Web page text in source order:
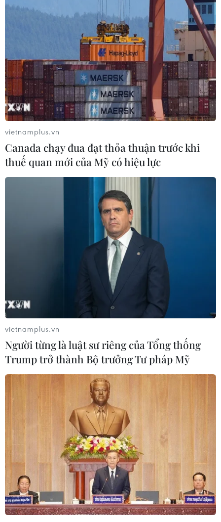
TIN CÙNG CHUYÊN MỤC
vietnamplus.vn
Canada chạy đua đạt thỏa thuận trước khi
thuế quan mới của Mỹ có hiệu lực
vietnamplus.vn
Người từng là luật sư riêng của Tổng thống
Trump trở thành Bộ trưởng Tư pháp Mỹ